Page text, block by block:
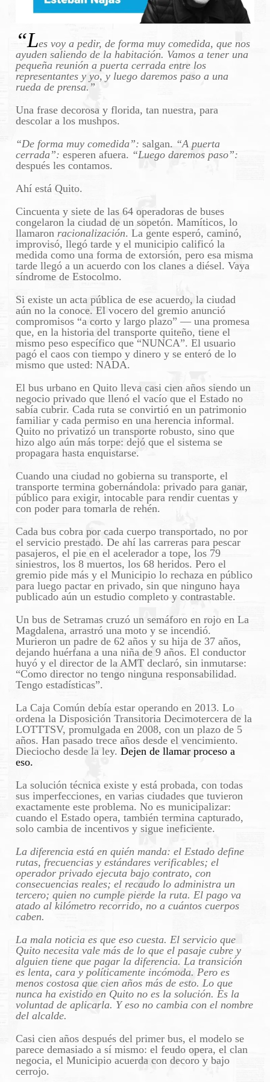
“Les voy a pedir, de forma muy comedida, que nos
ayuden saliendo de la habitación. Vamos a tener una
pequeña reunión a puerta cerrada entre los
representantes y yo, y luego daremos paso a una
rueda de prensa.”
Una frase decorosa y florida, tan nuestra, para
descolar a los mushpos.
“De forma muy comedida”: salgan. “A puerta
cerrada”: esperen afuera. “Luego daremos paso”:
después les contamos.
Ahí está Quito.
Cincuenta y siete de las 64 operadoras de buses
congelaron la ciudad de un sopetón. Mamíticos, lo
llamaronracionalización. La gente esperó, caminó,
improvisó, llegó tarde y el municipio calificó la
medida como una forma de extorsión, pero esa misma
tarde llegó a un acuerdo con los clanes a diésel. Vaya
síndrome de Estocolmo.
Si existe un acta pública de ese acuerdo, la ciudad
aún no la conoce. El vocero del gremio anunció
compromisos “a corto y largo plazo” — una promesa
que, en la historia del transporte quiteño, tiene el
mismo peso específico que “NUNCA”. El usuario
pagó el caos con tiempo y dinero y se enteró de lo
mismo que usted: NADA.
El bus urbano en Quito lleva casi cien años siendo un
negocio privado que llenó el vacío que el Estado no
sabía cubrir. Cada ruta se convirtió en un patrimonio
familiar y cada permiso en una herencia informal.
Quito no privatizó un transporte robusto, sino que
hizo algo aún más torpe: dejó que el sistema se
propagara hasta enquistarse.
Cuando una ciudad no gobierna su transporte, el
transporte termina gobernándola: privado para ganar,
público para exigir, intocable para rendir cuentas y
con poder para tomarla de rehén.
Cada bus cobra por cada cuerpo transportado, no por
el servicio prestado. De ahí las carreras para pescar
pasajeros, el pie en el acelerador a tope, los 79
siniestros, los 8 muertos, los 68 heridos. Pero el
gremio pide más y el Municipio lo rechaza en público
para luego pactar en privado, sin que ninguno haya
publicado aún un estudio completo y contrastable.
Un bus de Setramas cruzó un semáforo en rojo en La
Magdalena, arrastró una moto y se incendió.
Murieron un padre de 62 años y su hija de 37 años,
dejando huérfana a una niña de 9 años. El conductor
huyó y el director de la AMT declaró, sin inmutarse:
“Como director no tengo ninguna responsabilidad.
Tengo estadísticas”.
La Caja Común debía estar operando en 2013. Lo
ordena la Disposición Transitoria Decimotercera de la
LOTTTSV, promulgada en 2008, con un plazo de 5
años. Han pasado trece años desde el vencimiento.
Dieciocho desde la ley.Dejen de llamar proceso a
eso.
La solución técnica existe y está probada, con todas
sus imperfecciones, en varias ciudades que tuvieron
exactamente este problema. No es municipalizar:
cuando el Estado opera, también termina capturado,
solo cambia de incentivos y sigue ineficiente.
La diferencia está en quién manda: el Estado define
rutas, frecuencias y estándares verificables; el
operador privado ejecuta bajo contrato, con
consecuencias reales; el recaudo lo administra un
tercero; quien no cumple pierde la ruta. El pago va
atado al kilómetro recorrido, no a cuántos cuerpos
caben.
La mala noticia es que eso cuesta. El servicio que
Quito necesita vale más de lo que el pasaje cubre y
alguien tiene que pagar la diferencia. La transición
es lenta, cara y políticamente incómoda. Pero es
menos costosa que cien años más de esto. Lo que
nunca ha existido en Quito no es la solución. Es la
voluntad de aplicarla. Y eso no cambia con el nombre
del alcalde.
Casi cien años después del primer bus, el modelo se
parece demasiado a sí mismo: el feudo opera, el clan
negocia, el Municipio acuerda con decoro y bajo
cerrojo.